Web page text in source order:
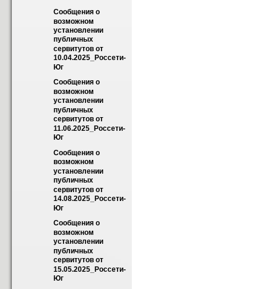
Сообщения о
возможном
установлении
публичных
сервитутов от
10.04.2025_Россети-
Юг
Сообщения о
возможном
установлении
публичных
сервитутов от
11.06.2025_Россети-
Юг
Сообщения о
возможном
установлении
публичных
сервитутов от
14.08.2025_Россети-
Юг
Сообщения о
возможном
установлении
публичных
сервитутов от
15.05.2025_Россети-
Юг